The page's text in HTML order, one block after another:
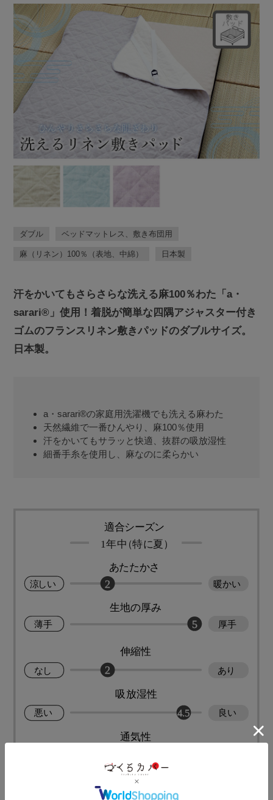
ダブル ベッドマットレス、敷き布団用
麻（リネン）100％（表地、中綿） 日本製
汗をかいてもさらさらな洗える麻100％わた「a・
sarari®」使用！着脱が簡単な四隅アジャスター付き
ゴムのフランスリネン敷きパッドのダブルサイズ。
日本製。
a・sarari®の家庭用洗濯機でも洗える麻わた
天然繊維で一番ひんやり、麻100％使用
汗をかいてもサラッと快適、抜群の吸放湿性
細番手糸を使用し、麻なのに柔らかい